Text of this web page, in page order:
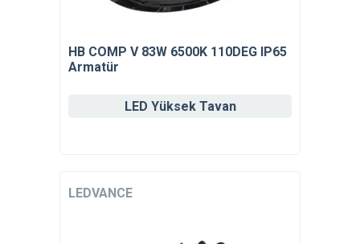
HB COMP V 83W 6500K 110DEG IP65
Armatür
LED Yüksek Tavan
LEDVANCE